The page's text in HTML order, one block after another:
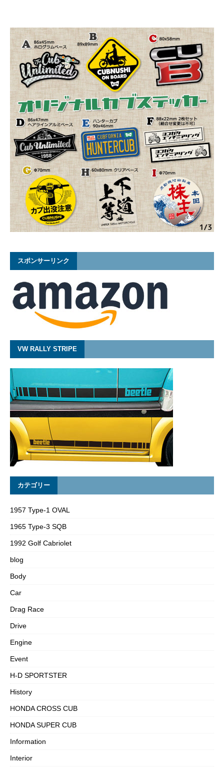
スポンサーリンク
VW RALLY STRIPE
カテゴリー
1957 Type-1 OVAL
1965 Type-3 SQB
1992 Golf Cabriolet
blog
Body
Car
Drag Race
Drive
Engine
Event
H-D SPORTSTER
History
HONDA CROSS CUB
HONDA SUPER CUB
Information
Interior